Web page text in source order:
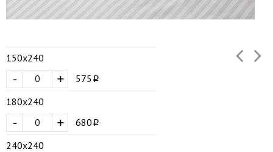
150х240
+
-
575
180х240
+
-
680
240х240